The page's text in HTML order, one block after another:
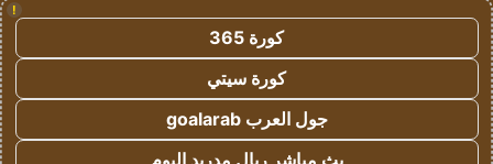
!
كورة 365
كورة سيتي
جول العرب goalarab
بث مباشر ريال مدريد اليوم